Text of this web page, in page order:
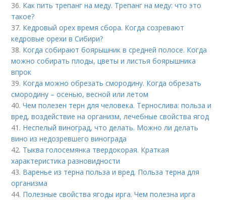
36. Как пить трепанг на меду. Трепанг на меду: что это
такое?
37. Кедровый орех время сбора. Когда созревают
кедровые орехи в Сибири?
38. Когда собирают боярышник в средней полосе. Когда
можно собирать плоды, цветы и листья боярышника
впрок
39. Когда можно обрезать смородину. Когда обрезать
смородину – осенью, весной или летом
40.Чем полезен терн для человека. Тернослива: польза и
вред, воздействие на организм, лечебные свойства ягод
41. Неспелый виноград, что делать. Можно ли делать
вино из недозревшего винограда
42. Тыква голосемянка твердокорая. Краткая
характеристика разновидности
43. Варенье из терна польза и вред. Польза терна для
организма
44. Полезные свойства ягоды ирга. Чем полезна ирга